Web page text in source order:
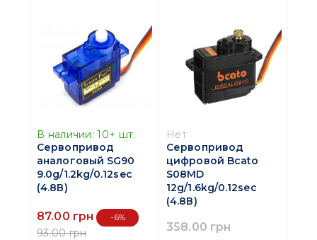
В наличии: 10+ шт.
Сервопривод
аналоговый SG90
9.0g/1.2kg/0.12sec
(4.8В)
87.00 грн -6%
93.00 грн
Нет
Сервопривод
цифровой Bcato
S08MD
12g/1.6kg/0.12sec
(4.8В)
358.00 грн